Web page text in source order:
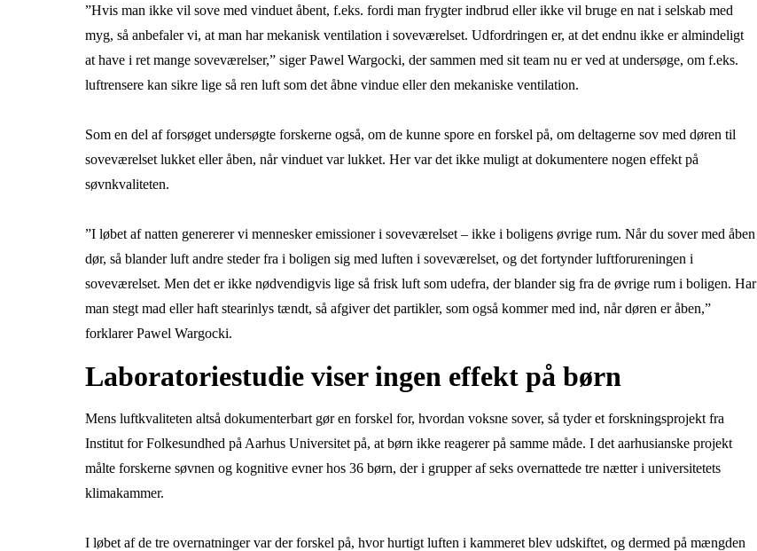
”Hvis man ikke vil sove med vinduet åbent, f.eks. fordi man frygter indbrud eller ikke vil bruge en nat i selskab med
myg, så anbefaler vi, at man har mekanisk ventilation i soveværelset. Udfordringen er, at det endnu ikke er almindeligt
at have i ret mange soveværelser,” siger Pawel Wargocki, der sammen med sit team nu er ved at undersøge, om f.eks.
luftrensere kan sikre lige så ren luft som det åbne vindue eller den mekaniske ventilation.
Som en del af forsøget undersøgte forskerne også, om de kunne spore en forskel på, om deltagerne sov med døren til
soveværelset lukket eller åben, når vinduet var lukket. Her var det ikke muligt at dokumentere nogen effekt på
søvnkvaliteten.
”I løbet af natten genererer vi mennesker emissioner i soveværelset – ikke i boligens øvrige rum. Når du sover med åben
dør, så blander luft andre steder fra i boligen sig med luften i soveværelset, og det fortynder luftforureningen i
soveværelset. Men det er ikke nødvendigvis lige så frisk luft som udefra, der blander sig fra de øvrige rum i boligen. Har
man stegt mad eller haft stearinlys tændt, så afgiver det partikler, som også kommer med ind, når døren er åben,”
forklarer Pawel Wargocki.
Laboratoriestudie viser ingen effekt på børn
Mens luftkvaliteten altså dokumenterbart gør en forskel for, hvordan voksne sover, så tyder et forskningsprojekt fra
Institut for Folkesundhed på Aarhus Universitet på, at børn ikke reagerer på samme måde. I det aarhusianske projekt
målte forskerne søvnen og kognitive evner hos 36 børn, der i grupper af seks overnattede tre nætter i universitetets
klimakammer.
I løbet af de tre overnatninger var der forskel på, hvor hurtigt luften i kammeret blev udskiftet, og dermed på mængden